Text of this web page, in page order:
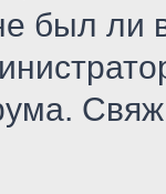
был ли